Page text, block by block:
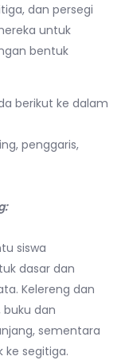
dan persegi
untuk
bentuk
berikut ke dalam
penggaris,
siswa
dasar dan
Kelereng dan
buku dan
sementara
ke segitiga.